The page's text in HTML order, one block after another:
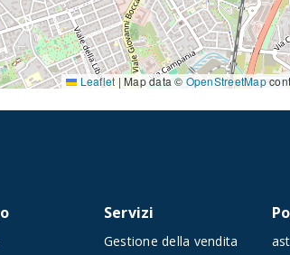
Leaflet | Map data © OpenStreetMap
Servizi
Gestione della vendita